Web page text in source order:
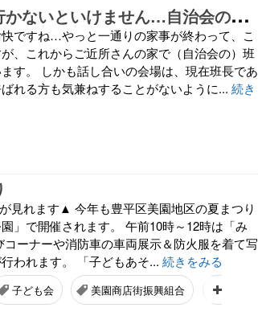
暑
い中これから話し合いに行かないといけません…自治会の班の規約を見直すらしいけど、なんで今なの？
ですね…やっと一通りの家事が終わって、こ
、これからご近所さんの家で（自治会の）班
す。 しかも話し合いの会場は、現在班長であ
れる方も気兼ねすることがないように... 続き
見れます▲ 今年も豊平区美園地区の夏まつり
」で開催されます。 午前10時～12時は「み
ーナーや消防車の車両展示＆防火服を着て写
われます。 「子どもあそ... 続きをみる
子ども会 美園商店街振興組合